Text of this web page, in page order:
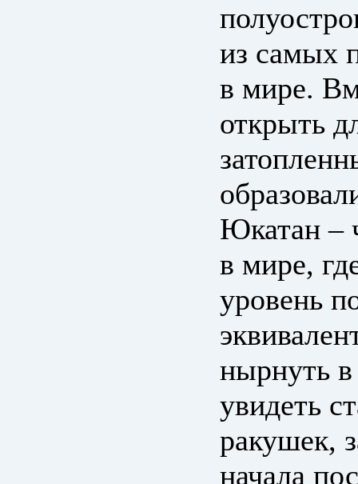
из самых
в мире.
открыть
Юкатан –
в мире,
уровень
нырнуть в
увидеть
ракушек,
начала